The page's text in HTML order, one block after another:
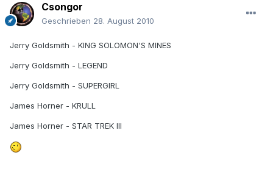
Csongor
Geschrieben 28. August 2010
Jerry Goldsmith - KING SOLOMON'S MINES
Jerry Goldsmith - LEGEND
Jerry Goldsmith - SUPERGIRL
James Horner - KRULL
James Horner - STAR TREK III